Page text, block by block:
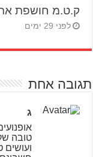
ק.ט.מ חושפת את
לפני 29 ימים
תגובה אחת
ג
טובה
ועושים